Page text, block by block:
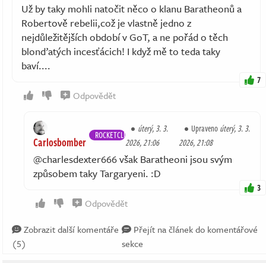
Už by taky mohli natočit něco o klanu Baratheonů a
Robertově rebelii,což je vlastně jedno z
nejdůležitějších období v GoT, a ne pořád o těch
blonďatých incesťácich! I když mě to teda taky
baví....
7
Odpovědět
Carlosbomber ROCKETCLUB
úterý, 3. 3.
2026, 21:06
Upravenoúterý, 3. 3.
2026, 21:08
@charlesdexter666 však Baratheoni jsou svým
způsobem taky Targaryeni. :D
3
Odpovědět
Zobrazit další komentáře
(5)
Přejít na článek do komentářové
sekce